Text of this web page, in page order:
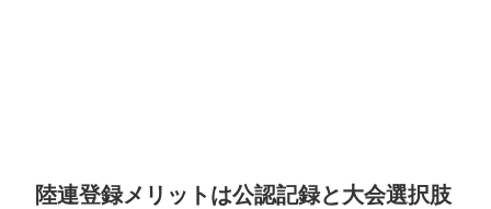
陸連登録メリットは公認記録と大会選択肢